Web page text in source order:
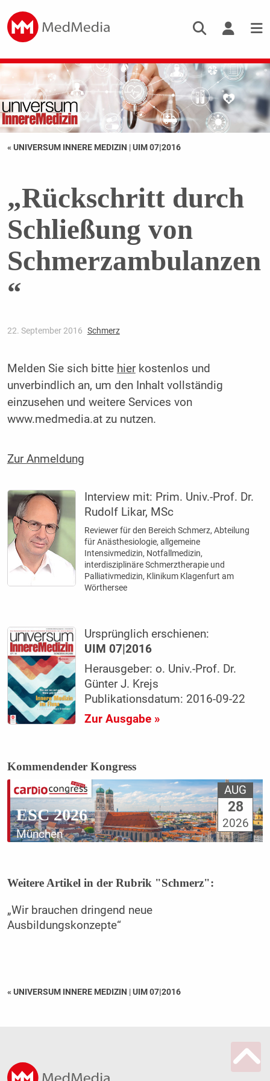
« UNIVERSUM INNERE MEDIZIN |UIM 07|2016
„Rückschritt durch
Schließung von
Schmerzambulanzen
“
22. September 2016 Schmerz
Melden Sie sich bitte hierkostenlos und
unverbindlich an, um den Inhalt vollständig
einzusehen und weitere Services von
www.medmedia.at zu nutzen.
Zur Anmeldung
Interview mit: Prim. Univ.-Prof. Dr.
Rudolf Likar, MSc
Reviewer für den Bereich Schmerz, Abteilung
für Anästhesiologie, allgemeine
Intensivmedizin, Notfallmedizin,
interdisziplinäre Schmerztherapie und
Palliativmedizin, Klinikum Klagenfurt am
Wörthersee
Ursprünglich erschienen:
UIM 07|2016
Herausgeber: o. Univ.-Prof. Dr.
Günter J. Krejs
Publikationsdatum: 2016-09-22
Zur Ausgabe »
Kommendender Kongress
ESC 2026
München
AUG
28
2026
Weitere Artikel in der Rubrik "Schmerz":
„Wir brauchen dringend neue
Ausbildungskonzepte“
« UNIVERSUM INNERE MEDIZIN |UIM 07|2016